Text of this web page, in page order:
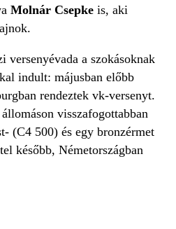
Molnár Csepke is, aki
versenyévada a szokásoknak
indult: májusban előbb
rendeztek vk-versenyt.
visszafogottabban
(C4 500) és egy bronzérmet
később, Németországban